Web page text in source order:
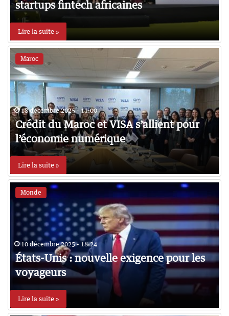
startups fintech africaines
Lire la suite »
Maroc
18 décembre 2025 - 11:00
Crédit du Maroc et VISA s’allient pour
l’économie numérique
Lire la suite »
Monde
10 décembre 2025 - 18:24
États-Unis : nouvelle exigence pour les
voyageurs
Lire la suite »